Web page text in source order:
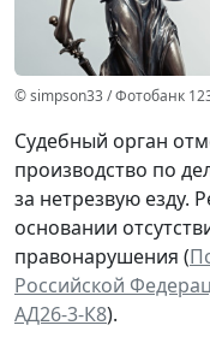
© simpson33 / Фотобанк
Судебный орган
производство по
за нетрезвую езду.
основании
правонарушения (
Российской
АД26-3-К8).